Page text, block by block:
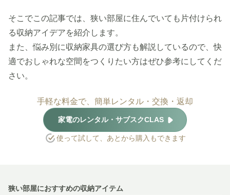
そこでこの記事では、狭い部屋に住んでいても片付けられ
る収納アイデアを紹介します。
また、悩み別に収納家具の選び方も解説しているので、快
適でおしゃれな空間をつくりたい方はぜひ参考にしてくだ
さい。
手軽な料金で、簡単レンタル・交換・返却
家電のレンタル・サブスクCLAS
使って試して、あとから購入もできます
狭い部屋におすすめの収納アイテム